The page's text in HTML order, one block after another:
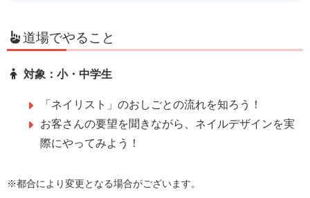
道場でやること
対象：小・中学生
「ネイリスト」のおしごとの流れを知ろう！
お客さんの要望を聞きながら、ネイルデザインを実
際にやってみよう！
※都合により変更となる場合がございます。